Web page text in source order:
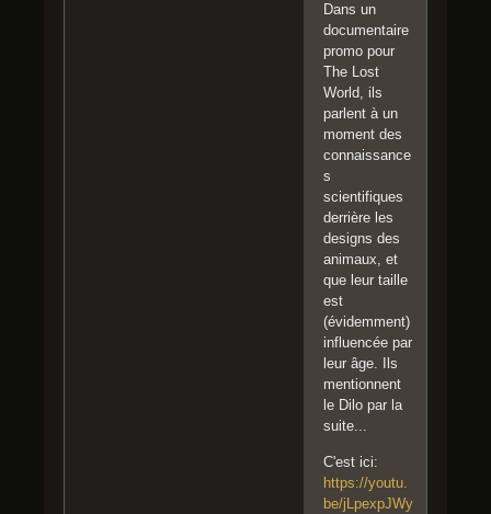
Dans un
documentaire
promo pour
The Lost
World, ils
parlent à un
moment des
connaissance
s
scientifiques
derrière les
designs des
animaux, et
que leur taille
est
(évidemment)
influencée par
leur âge. Ils
mentionnent
le Dilo par la
suite...
C'est ici:
https://youtu.
be/jLpexpJWy